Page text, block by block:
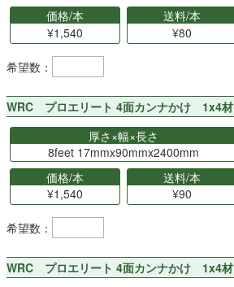
価格/本
¥1,540
送料/本
¥80
希望数：
WRC プロエリート 4面カンナかけ 1x4材
厚さ×幅×長さ
8feet 17mmx90mmx2400mm
価格/本
¥1,540
送料/本
¥90
希望数：
WRC プロエリート 4面カンナかけ 1x4材